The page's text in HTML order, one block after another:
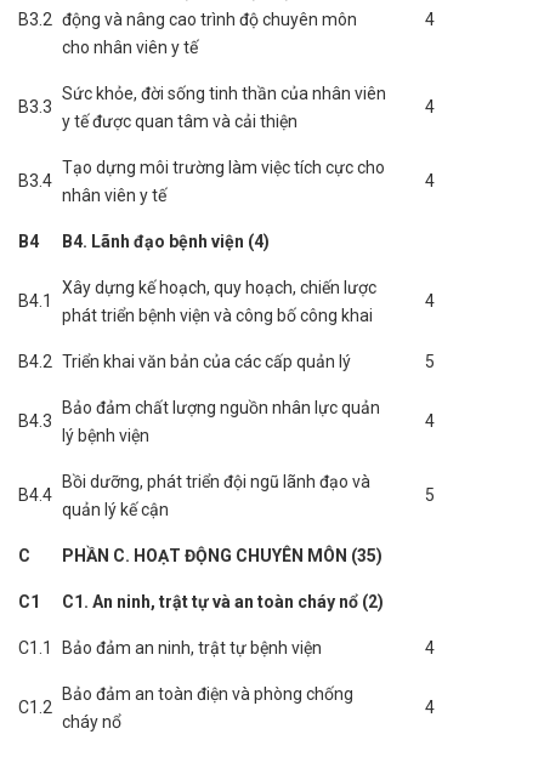
B3.2 động và nâng cao trình độ chuyên môn
cho nhân viên y tế
4
B3.3
Sức khỏe, đời sống tinh thần của nhân viên
y tế được quan tâm và cải thiện
4
B3.4
Tạo dựng môi trường làm việc tích cực cho
nhân viên y tế
4
B4 B4. Lãnh đạo bệnh viện (4)
B4.1
Xây dựng kế hoạch, quy hoạch, chiến lược
phát triển bệnh viện và công bố công khai
4
B4.2 Triển khai văn bản của các cấp quản lý 5
B4.3
Bảo đảm chất lượng nguồn nhân lực quản
lý bệnh viện
4
B4.4
Bồi dưỡng, phát triển đội ngũ lãnh đạo và
quản lý kế cận
5
C PHẦN C. HOẠT ĐỘNG CHUYÊN MÔN (35)
C1 C1. An ninh, trật tự và an toàn cháy nổ (2)
C1.1 Bảo đảm an ninh, trật tự bệnh viện 4
C1.2
Bảo đảm an toàn điện và phòng chống
cháy nổ
4